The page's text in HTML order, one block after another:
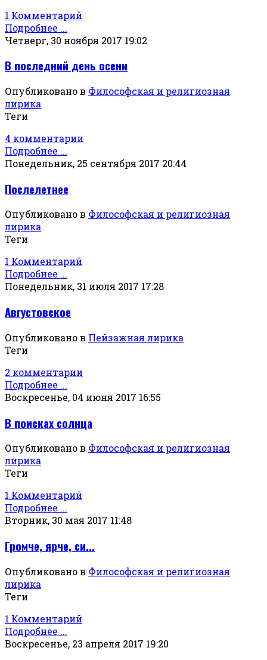
1 Комментарий
Подробнее ...
Четверг, 30 ноября 2017 19:02
В последний день осени
Опубликовано в Философская и религиозная
лирика
Теги
4 комментарии
Подробнее ...
Понедельник, 25 сентября 2017 20:44
Послелетнее
Опубликовано в Философская и религиозная
лирика
Теги
1 Комментарий
Подробнее ...
Понедельник, 31 июля 2017 17:28
Августовское
Опубликовано в Пейзажная лирика
Теги
2 комментарии
Подробнее ...
Воскресенье, 04 июня 2017 16:55
В поисках солнца
Опубликовано в Философская и религиозная
лирика
Теги
1 Комментарий
Подробнее ...
Вторник, 30 мая 2017 11:48
Громче, ярче, си...
Опубликовано в Философская и религиозная
лирика
Теги
1 Комментарий
Подробнее ...
Воскресенье, 23 апреля 2017 19:20